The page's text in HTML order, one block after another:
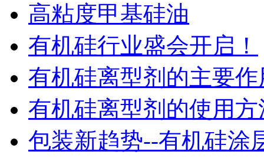
高粘度甲基硅油
有机硅行业盛会开启！
有机硅离型剂的主要作
有机硅离型剂的使用方
包装新趋势--有机硅涂